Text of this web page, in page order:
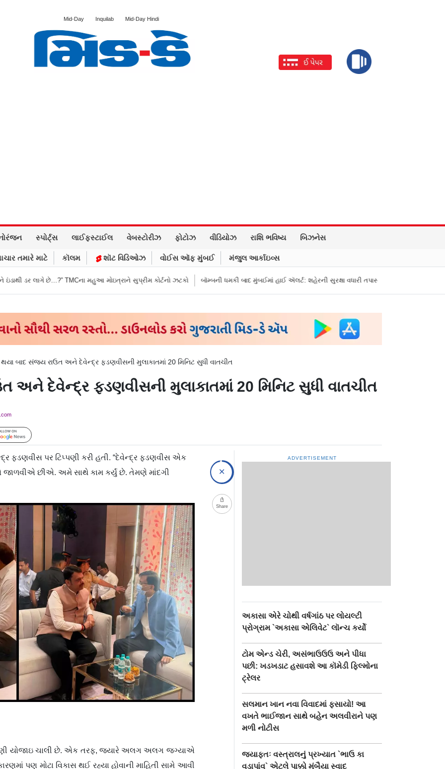
Mid-Day Inquilab Mid-Day Hindi
સ્પોર્ટ્સ લાઈફસ્ટાઈલ વેબસ્ટોરીઝ ફોટોઝ વીડિયોઝ રાશિ ભવિષ્ય બિઝનેસ
તમારે માટે કૉલમ શૉટ વિડિઓઝ વોઈસ ઑફ મુંબઈ મંજુલ આર્કાઇવ્સ
TMCના મહુઆ મોઇત્રાને સુપ્રીમ કોર્ટનો ઝટકો બૉમ્બની ધમકી બાદ મુંબઈમાં હાઈ ઍલર્ટ: શહેરની સુરક્ષા વધારી તપાસ શરૂ, જુઓ તસવીરો
થયા બાદ સંજય રાઉત અને દેવેન્દ્ર ફડણવીસની મુલાકાતમાં 20 મિનિટ સુધી વાતચીત
અને દેવેન્દ્ર ફડણવીસની મુલાકાતમાં 20 મિનિટ સુધી વાતચીત
Us
ફડણવીસ પર ટિપ્પણી કરી હતી. “દેવેન્દ્ર ફડણવીસ એક
છીએ. અમે સાથે કામ કર્યું છે. તેમણે માંદગી
યોજાઇ ચાલી છે. એક તરફ, જ્યારે અલગ અલગ જગ્યાએ
પણ મોટા વિકાસ થઈ રહ્યા હોવાની માહિતી સામે આવી
Share
ADVERTISEMENT
અકાસા એરે ચોથી વર્ષગાંઠ પર લોયલ્ટી
પ્રોગ્રામ `અકાસા એલિવેટ` લૉન્ચ કર્યો
ટોમ એન્ડ ચેરી, અસંભાઉઉઉ અને પીધા
પછી: ખડખડાટ હસાવશે આ કૉમેડી ફિલ્મોના
ટ્રેલર
સલમાન ખાન નવા વિવાદમાં ફસાયો! આ
વખતે ભાઈજાન સાથે બહેન અલવીરાને પણ
મળી નોટીસ
જ્યાફતઃ વસ્ત્રાલનું પ્રખ્યાત `ભાઉ કા
વડાપાંવ` એટલે પાક્કો મુંબૈયા સ્વાદ